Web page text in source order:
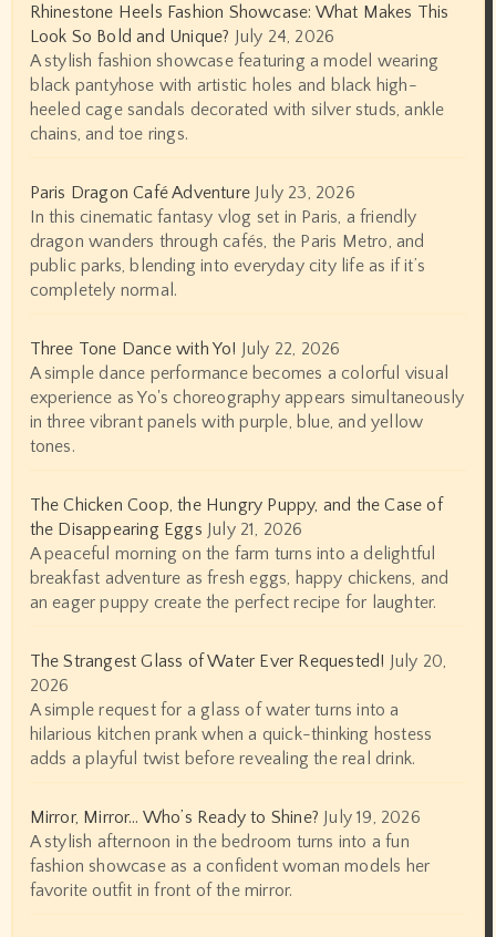
Rhinestone Heels Fashion Showcase: What Makes This
Look So Bold and Unique? July 24, 2026
A stylish fashion showcase featuring a model wearing
black pantyhose with artistic holes and black high-
heeled cage sandals decorated with silver studs, ankle
chains, and toe rings.
Paris Dragon Café Adventure July 23, 2026
In this cinematic fantasy vlog set in Paris, a friendly
dragon wanders through cafés, the Paris Metro, and
public parks, blending into everyday city life as if it’s
completely normal.
Three Tone Dance with Yo! July 22, 2026
A simple dance performance becomes a colorful visual
experience as Yo's choreography appears simultaneously
in three vibrant panels with purple, blue, and yellow
tones.
The Chicken Coop, the Hungry Puppy, and the Case of
the Disappearing Eggs July 21, 2026
A peaceful morning on the farm turns into a delightful
breakfast adventure as fresh eggs, happy chickens, and
an eager puppy create the perfect recipe for laughter.
The Strangest Glass of Water Ever Requested! July 20,
2026
A simple request for a glass of water turns into a
hilarious kitchen prank when a quick-thinking hostess
adds a playful twist before revealing the real drink.
Mirror, Mirror… Who’s Ready to Shine? July 19, 2026
A stylish afternoon in the bedroom turns into a fun
fashion showcase as a confident woman models her
favorite outfit in front of the mirror.